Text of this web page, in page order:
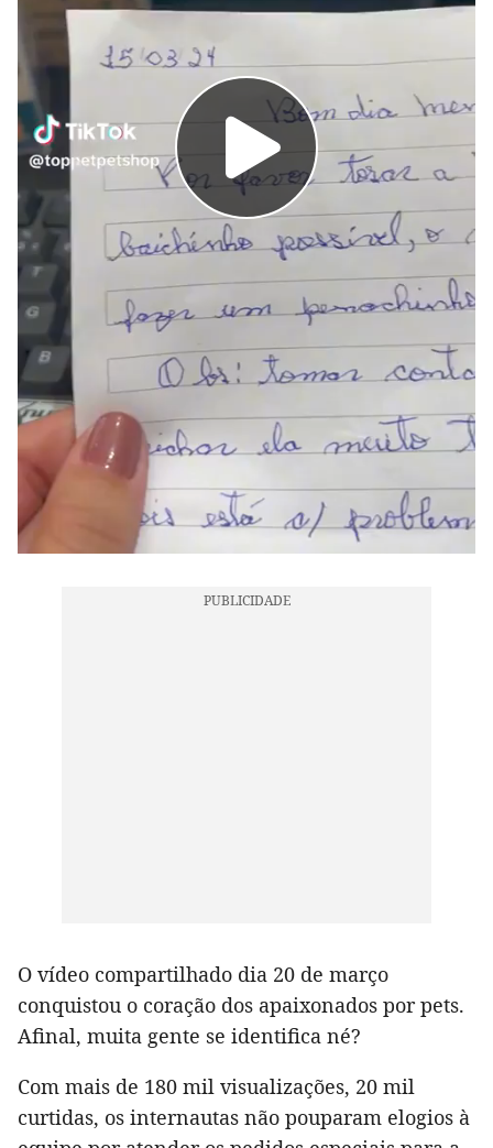
O vídeo compartilhado dia 20 de março
conquistou o coração dos apaixonados por pets.
Afinal, muita gente se identifica né?
Com mais de 180 mil visualizações, 20 mil
curtidas, os internautas não pouparam elogios à